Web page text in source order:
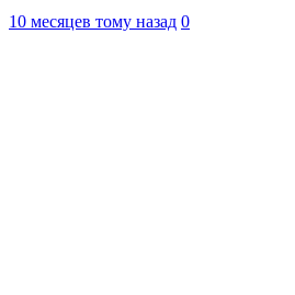
10 месяцев тому назад 0